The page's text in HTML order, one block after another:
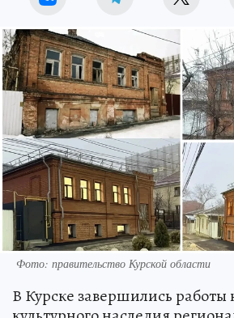
Фото: правительство Курской области
В Курске завершились работы